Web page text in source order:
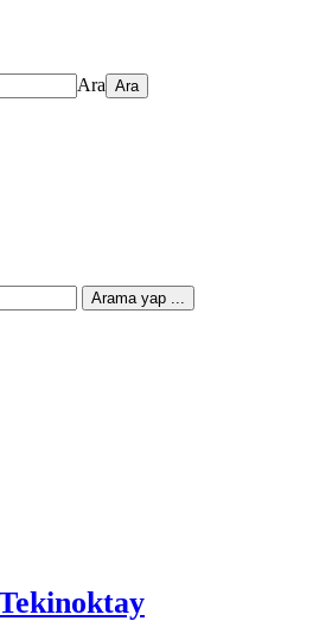
Ara
Arama yap ...